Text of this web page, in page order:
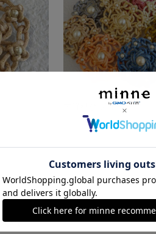
吉祥結びブローチ
展示中
いて